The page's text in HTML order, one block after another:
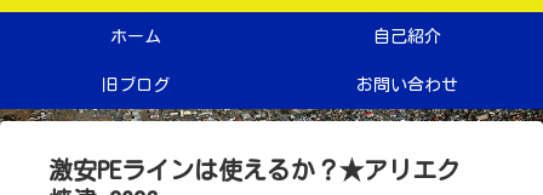
ホーム 自己紹介
旧ブログ お問い合わせ
激安PEラインは使えるか？★アリエク